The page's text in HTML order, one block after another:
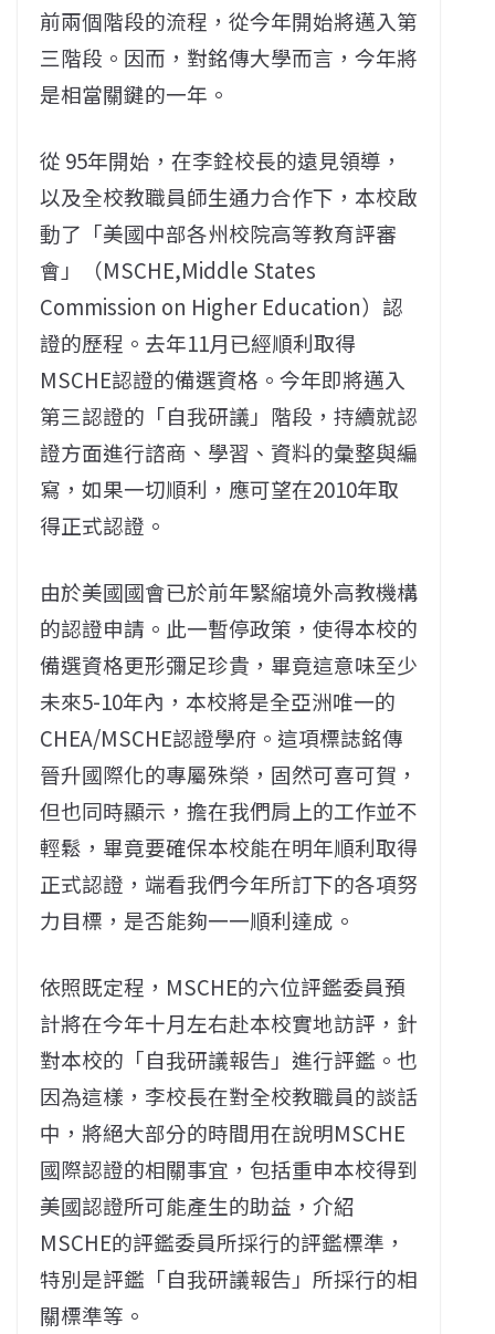
前兩個階段的流程，從今年開始將邁入第
三階段。因而，對銘傳大學而言，今年將
是相當關鍵的一年。
從 95年開始，在李銓校長的遠見領導，
以及全校教職員師生通力合作下，本校啟
動了「美國中部各州校院高等教育評審
會」（MSCHE,Middle States
Commission on Higher Education）認
證的歷程。去年11月已經順利取得
MSCHE認證的備選資格。今年即將邁入
第三認證的「自我研議」階段，持續就認
證方面進行諮商、學習、資料的彙整與編
寫，如果一切順利，應可望在2010年取
得正式認證。
由於美國國會已於前年緊縮境外高教機構
的認證申請。此一暫停政策，使得本校的
備選資格更形彌足珍貴，畢竟這意味至少
未來5-10年內，本校將是全亞洲唯一的
CHEA/MSCHE認證學府。這項標誌銘傳
晉升國際化的專屬殊榮，固然可喜可賀，
但也同時顯示，擔在我們肩上的工作並不
輕鬆，畢竟要確保本校能在明年順利取得
正式認證，端看我們今年所訂下的各項努
力目標，是否能夠一一順利達成。
依照既定程，MSCHE的六位評鑑委員預
計將在今年十月左右赴本校實地訪評，針
對本校的「自我研議報告」進行評鑑。也
因為這樣，李校長在對全校教職員的談話
中，將絕大部分的時間用在說明MSCHE
國際認證的相關事宜，包括重申本校得到
美國認證所可能產生的助益，介紹
MSCHE的評鑑委員所採行的評鑑標準，
特別是評鑑「自我研議報告」所採行的相
關標準等。